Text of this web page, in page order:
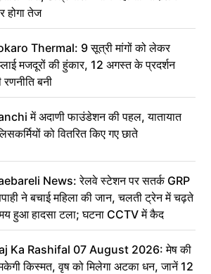
होगा तेज
Thermal: 9 सूत्री मांगों को लेकर
मजदूरों की हुंकार, 12 अगस्त के प्रदर्शन
रणनीति बनी
में अदाणी फाउंडेशन की पहल, यातायात
को वितरित किए गए छाते
News: रेलवे स्टेशन पर सतर्क GRP
ने बचाई महिला की जान, चलती ट्रेन में चढ़ते
हुआ हादसा टला; घटना CCTV में कैद
Ka Rashifal 07 August 2026: मेष की
किस्मत, वृष को मिलेगा अटका धन, जानें 12